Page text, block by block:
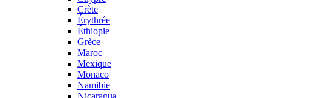
Crète
Érythrée
Éthiopie
Grèce
Maroc
Mexique
Monaco
Namibie